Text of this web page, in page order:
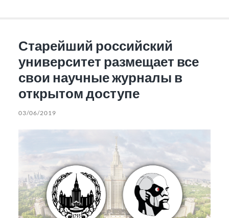
Старейший российский
университет размещает все
свои научные журналы в
открытом доступе
03/06/2019